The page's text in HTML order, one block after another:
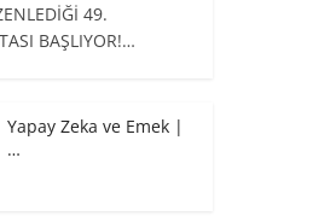
49.
BAŞLIYOR!…
Yapay Zeka ve Emek |
…